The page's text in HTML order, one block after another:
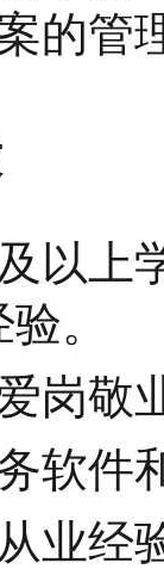
的管
以上
。
岗敬
软件
业经